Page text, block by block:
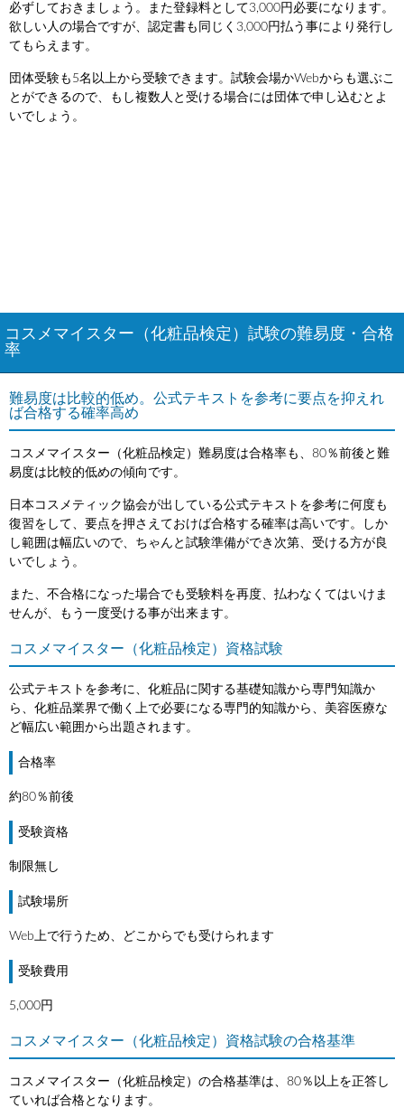
必ずしておきましょう。また登録料として3,000円必要になります。
欲しい人の場合ですが、認定書も同じく3,000円払う事により発行し
てもらえます。
団体受験も5名以上から受験できます。試験会場かWebからも選ぶこ
とができるので、もし複数人と受ける場合には団体で申し込むとよ
いでしょう。
コスメマイスター（化粧品検定）試験の難易度・合格
率
難易度は比較的低め。公式テキストを参考に要点を抑えれ
ば合格する確率高め
コスメマイスター（化粧品検定）難易度は合格率も、80％前後と難
易度は比較的低めの傾向です。
日本コスメティック協会が出している公式テキストを参考に何度も
復習をして、要点を押さえておけば合格する確率は高いです。しか
し範囲は幅広いので、ちゃんと試験準備ができ次第、受ける方が良
いでしょう。
また、不合格になった場合でも受験料を再度、払わなくてはいけま
せんが、もう一度受ける事が出来ます。
コスメマイスター（化粧品検定）資格試験
公式テキストを参考に、化粧品に関する基礎知識から専門知識か
ら、化粧品業界で働く上で必要になる専門的知識から、美容医療な
ど幅広い範囲から出題されます。
合格率
約80％前後
受験資格
制限無し
試験場所
Web上で行うため、どこからでも受けられます
受験費用
5,000円
コスメマイスター（化粧品検定）資格試験の合格基準
コスメマイスター（化粧品検定）の合格基準は、80％以上を正答し
ていれば合格となります。